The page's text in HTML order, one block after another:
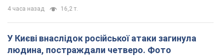
4 часа назад 16,2 т.
У Києві внаслідок російської атаки загинула
людина, постраждали четверо. Фото